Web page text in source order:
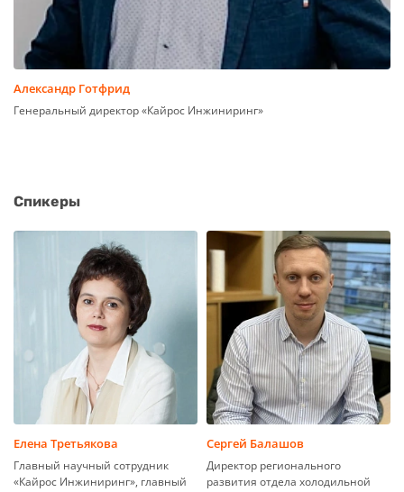
Александр Готфрид
Генеральный директор «Кайрос Инжиниринг»
Спикеры
Елена Третьякова
Главный научный сотрудник
«Кайрос Инжиниринг», главный
Сергей Балашов
Директор регионального
развития отдела холодильной